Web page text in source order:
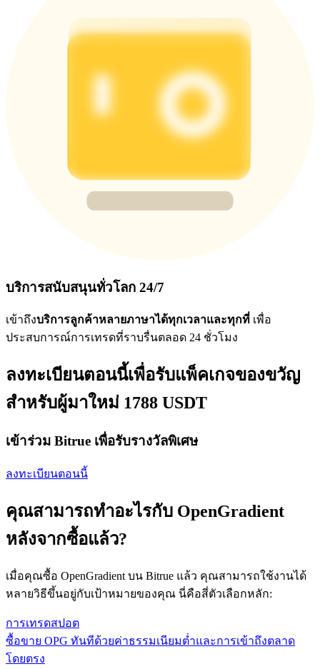
บริการสนับสนุนทั่วโลก 24/7
เข้าถึงบริการลูกค้าหลายภาษาได้ทุกเวลาและทุกที่ เพื่อ
ประสบการณ์การเทรดที่ราบรื่นตลอด 24 ชั่วโมง
ลงทะเบียนตอนนี้เพื่อรับแพ็คเกจของขวัญ
สำหรับผู้มาใหม่ 1788 USDT
เข้าร่วม Bitrue เพื่อรับรางวัลพิเศษ
ลงทะเบียนตอนนี้
คุณสามารถทำอะไรกับ OpenGradient
หลังจากซื้อแล้ว?
เมื่อคุณซื้อ OpenGradient บน Bitrue แล้ว คุณสามารถใช้งานได้
หลายวิธีขึ้นอยู่กับเป้าหมายของคุณ นี่คือสี่ตัวเลือกหลัก:
การเทรดสปอต
ซื้อขาย OPG ทันทีด้วยค่าธรรมเนียมต่ำและการเข้าถึงตลาด
โดยตรง